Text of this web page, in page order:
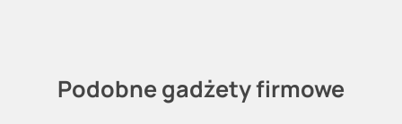
Podobne gadżety firmowe